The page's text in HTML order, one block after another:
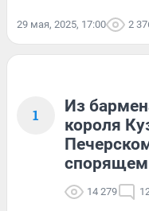
29 мая, 2025, 17:00 2
1
Из
короля
спорящем
14 279